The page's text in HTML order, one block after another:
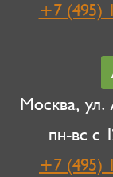
+7 (495)
Москва, ул.
пн-вс с
+7 (495)